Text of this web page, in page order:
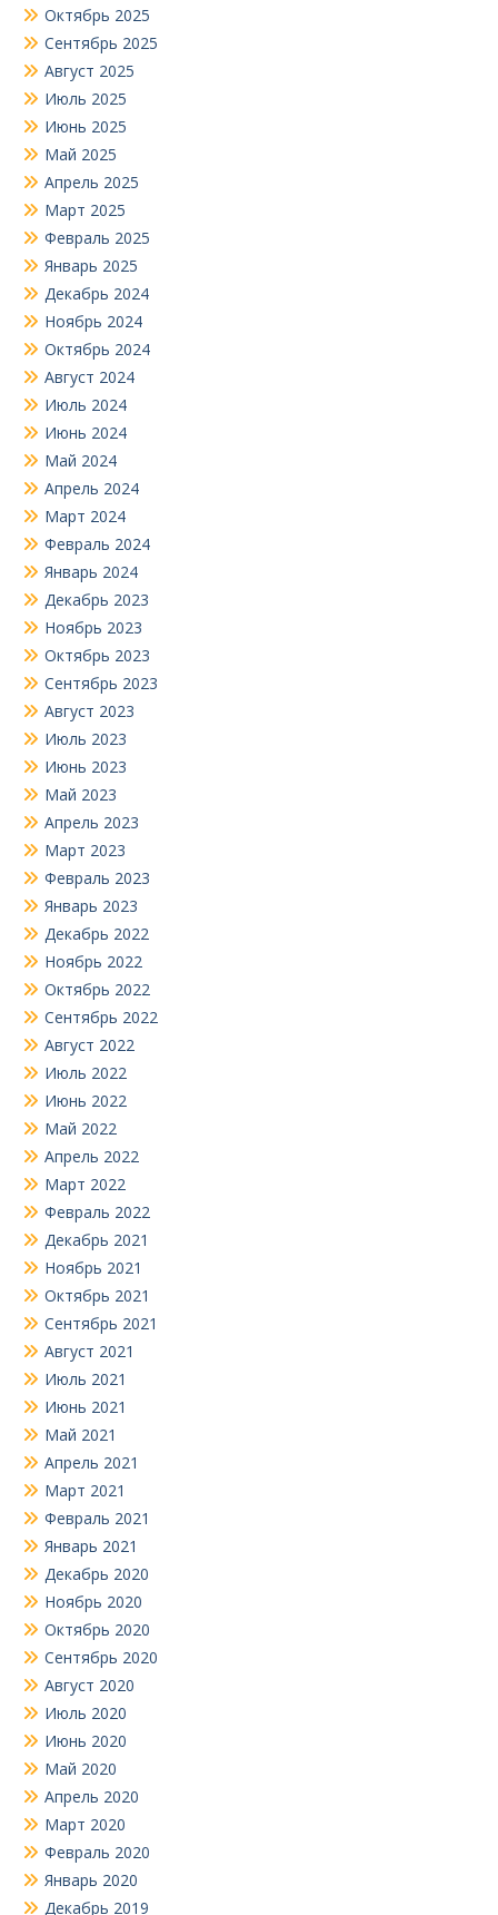
Октябрь 2025
Сентябрь 2025
Август 2025
Июль 2025
Июнь 2025
Май 2025
Апрель 2025
Март 2025
Февраль 2025
Январь 2025
Декабрь 2024
Ноябрь 2024
Октябрь 2024
Август 2024
Июль 2024
Июнь 2024
Май 2024
Апрель 2024
Март 2024
Февраль 2024
Январь 2024
Декабрь 2023
Ноябрь 2023
Октябрь 2023
Сентябрь 2023
Август 2023
Июль 2023
Июнь 2023
Май 2023
Апрель 2023
Март 2023
Февраль 2023
Январь 2023
Декабрь 2022
Ноябрь 2022
Октябрь 2022
Сентябрь 2022
Август 2022
Июль 2022
Июнь 2022
Май 2022
Апрель 2022
Март 2022
Февраль 2022
Декабрь 2021
Ноябрь 2021
Октябрь 2021
Сентябрь 2021
Август 2021
Июль 2021
Июнь 2021
Май 2021
Апрель 2021
Март 2021
Февраль 2021
Январь 2021
Декабрь 2020
Ноябрь 2020
Октябрь 2020
Сентябрь 2020
Август 2020
Июль 2020
Июнь 2020
Май 2020
Апрель 2020
Март 2020
Февраль 2020
Январь 2020
Декабрь 2019